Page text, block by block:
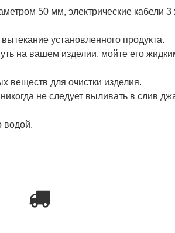
50 мм, электрические кабели 3
установленного продукта.
на вашем изделии, мойте его
веществ для очистки изделия.
не следует выливать в слив
водой.